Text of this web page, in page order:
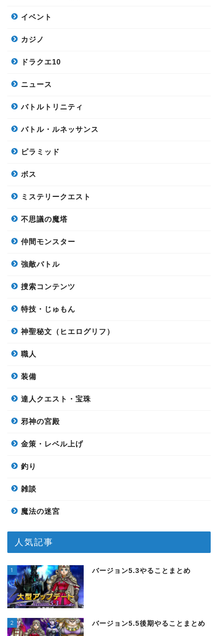
イベント
カジノ
ドラクエ10
ニュース
バトルトリニティ
バトル・ルネッサンス
ピラミッド
ボス
ミステリークエスト
不思議の魔塔
仲間モンスター
強敵バトル
捜索コンテンツ
特技・じゅもん
神聖秘文（ヒエログリフ）
職人
装備
達人クエスト・宝珠
邪神の宮殿
金策・レベル上げ
釣り
雑談
魔法の迷宮
人気記事
1 バージョン5.3やることまとめ
2 バージョン5.5後期やることまとめ